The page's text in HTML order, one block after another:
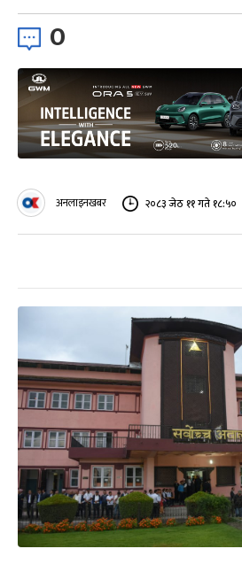
0
अनलाइनखबर २०८३ जेठ ११ गते १८:५०